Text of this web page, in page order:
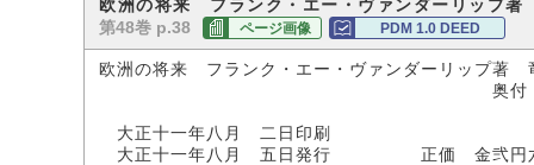
欧洲の将来 フランク・エー・ヴァンダーリップ
第48巻 p.38 ページ画像 PDM 1.0 DEED
欧洲の将来 フランク・エー・ヴァンダーリップ著
奥付 大正一一年
大正十一年八月 二日印刷
大正十一年八月 五日発行 正価 金弐円